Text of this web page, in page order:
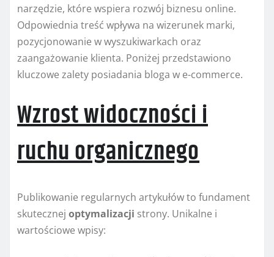
narzędzie, które wspiera rozwój biznesu online.
Odpowiednia treść wpływa na wizerunek marki,
pozycjonowanie w wyszukiwarkach oraz
zaangażowanie klienta. Poniżej przedstawiono
kluczowe zalety posiadania bloga w e-commerce.
Wzrost widoczności i
ruchu organicznego
Publikowanie regularnych artykułów to fundament
skutecznej optymalizacji strony. Unikalne i
wartościowe wpisy: